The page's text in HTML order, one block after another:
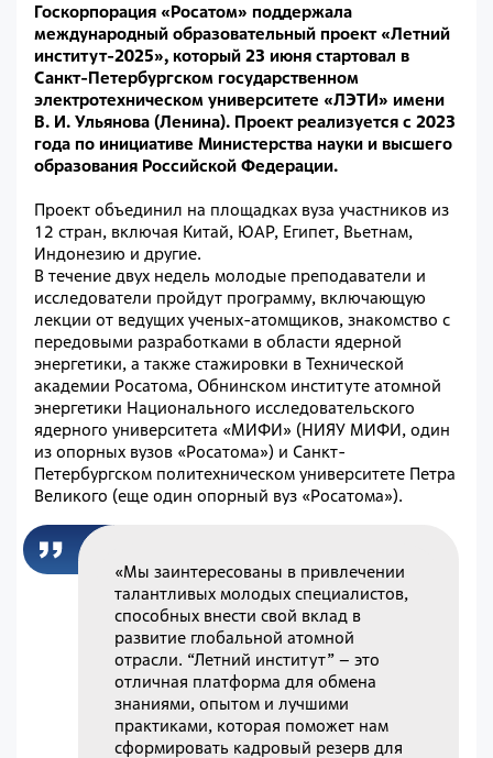
Госкорпорация «Росатом» поддержала
международный образовательный проект «Летний
институт-2025», который 23 июня стартовал в
Санкт-Петербургском государственном
электротехническом университете «ЛЭТИ» имени
В. И. Ульянова (Ленина). Проект реализуется с 2023
года по инициативе Министерства науки и высшего
образования Российской Федерации.
Проект объединил на площадках вуза участников из
12 стран, включая Китай, ЮАР, Египет, Вьетнам,
Индонезию и другие.
В течение двух недель молодые преподаватели и
исследователи пройдут программу, включающую
лекции от ведущих ученых-атомщиков, знакомство с
передовыми разработками в области ядерной
энергетики, а также стажировки в Технической
академии Росатома, Обнинском институте атомной
энергетики Национального исследовательского
ядерного университета «МИФИ» (НИЯУ МИФИ, один
из опорных вузов «Росатома») и Санкт-
Петербургском политехническом университете Петра
Великого (еще один опорный вуз «Росатома»).
«Мы заинтересованы в привлечении
талантливых молодых специалистов,
способных внести свой вклад в
развитие глобальной атомной
отрасли. “Летний институт” – это
отличная платформа для обмена
знаниями, опытом и лучшими
практиками, которая поможет нам
сформировать кадровый резерв для